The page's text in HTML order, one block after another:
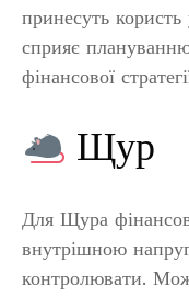
принесуть
сприяє
фінансової
Щур
Для Щура
внутрішною
контролювати.